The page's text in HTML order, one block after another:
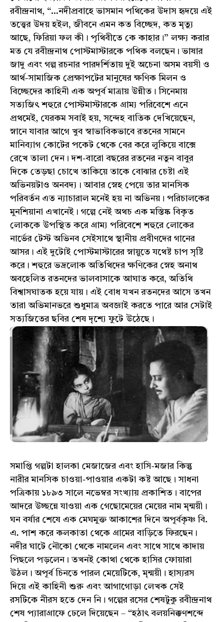
রবীন্দ্রনাথ, “...নদীপ্রবাহে ভাসমান পথিকের উদাস হৃদয়ে এই
তত্ত্বের উদয় হইল, জীবনে এমন কত বিচ্ছেদ, কত মৃত্যু
আছে, ফিরিয়া ফল কী। পৃথিবীতে কে কাহার।” লক্ষ্য করার
মত যে রবীন্দ্রনাথ পোস্টমাস্টারকে পথিক বলছেন। ভাষার
জাদু এবং গল্প রচনার পারদর্শিতায় দুই অচেনা অসম বয়সী ও
আর্থ-সামাজিক প্রেক্ষাপটের মানুষের ক্ষণিক মিলন ও
বিচ্ছেদের কাহিনী এক অপূর্ব মাত্রায় উন্নীত। সিনেমায়
সত্যজিৎ শহুরে পোস্টমাস্টারকে গ্রাম্য পরিবেশে এনে
প্রথমেই, যেরকম সবাই হয়, সন্দেহ বাতিক দেখিয়েছেন,
স্নানে যাবার আগে খুব স্বাভাবিকভাবে রতনের সামনে
মানিব্যাগ কোটের পকেট থেকে বের করে লুকিয়ে বাক্সে
রেখে তালা দেন। দশ-বারো বছরের রতনের নতুন বাবুর
দিকে তেড়ছা চোখে তাকিয়ে তাকে বোঝার চেষ্টা এই
অভিনয়টাও অনবদ্য। আবার স্নেহ পেয়ে তার মানসিক
পরিবর্তন এত ন্যাচারাল মনেই হয় না অভিনয়। পরিচালকের
মুনশিয়ানা এখানেই। গল্পে নেই অথচ এক মস্তিষ্ক বিকৃত
লোককে উপস্থিত করে গ্রাম্য পরিবেশে শহুরে লোকের
নার্ভের টেস্ট অভিনব সেইসাথে স্থানীয় প্রবীণদের গানের
আসর। এই দুটোই পোস্টমাস্টারের স্নায়ুতে যথেষ্ট চাপ সৃষ্টি
করে। শহুরে ভদ্রলোক অতিথিদের ক্ষণিকের স্নেহ অনাথ
অবহেলিত রতনদের ভালবাসাকে আঘাত করে, অতিথি
বিশ্বাসঘাতক হয়ে যায়। এই বোধ যখন রতনদের আসে তখন
তারা অভিমানভরে শুধুমাত্র অবজ্ঞাই করতে পারে আর সেটাই
সত্যজিতের ছবির শেষ দৃশ্যে ফুটে উঠেছে।
সমাপ্তি গল্পটা হালকা মেজাজের এবং হাসি-মজার কিন্তু
নারীর মানসিক চাওয়া-পাওয়ার একটা কষ্ট আছে। সাধনা
পত্রিকায় ১৮৯৩ সালে নভেম্বর সংখ্যায় প্রকাশিত। বাপের
আদরে উচ্ছন্নে যাওয়া এক গেছোমেয়ের মেয়ের নাম মৃন্ময়ী।
ঘন বর্ষার শেষে এক মেঘমুক্ত আকাশের দিনে অপূর্বকৃষ্ণ বি.
এ. পাশ করে কলকাতা থেকে গ্রামের বাড়িতে ফিরছেন।
নদীর ঘাটে নৌকো থেকে নামলেন এবং সাথে সাথে কাদায়
পিছলে পড়লেন। তখনই কোথা থেকে হাসির ফোয়ারা
উঠল। অপূর্ব চিনতে পারল মেয়েটিকে, মৃন্ময়ী। হাস্যরস
দিয়ে এই কাহিনী শুরু এবং আগাগোড়া লেখক সেই
রসটিকে নীরস হতে দেন নি। গল্পের রসের শেষটুকু রবীন্দ্রনাথ
শেষ প্যারাগ্রাফে ঢেলে দিয়েছেন – “হঠাৎ বলয়নিক্কণশব্দে